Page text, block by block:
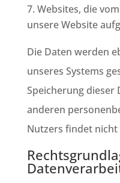
Websites, die
unsere Website
Die Daten werden
unseres Systems
Speicherung dieser
anderen
Nutzers findet nicht